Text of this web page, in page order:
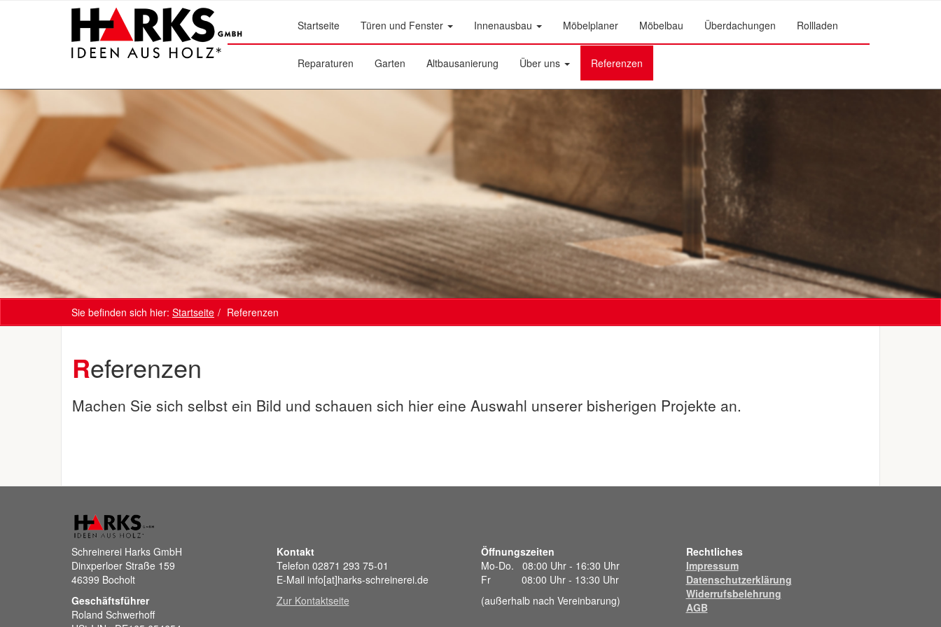
Startseite Türen und Fenster Innenausbau Möbelplaner Möbelbau Überdachungen Rollladen
Reparaturen Garten Altbausanierung Über uns Referenzen
Sie befinden sich hier: Startseite Referenzen
Referenzen
Machen Sie sich selbst ein Bild und schauen sich hier eine Auswahl unserer bisherigen Projekte an.
Schreinerei Harks GmbH
Dinxperloer Straße 159
46399 Bocholt
Geschäftsführer
Roland Schwerhoff
Kontakt
Telefon 02871 293 75-01
E-Mail info[at]harks-schreinerei.de
Zur Kontaktseite
Öffnungszeiten
Mo-Do. 08:00 Uhr - 16:30 Uhr
Fr 08:00 Uhr - 13:30 Uhr
(außerhalb nach Vereinbarung)
Rechtliches
Impressum
Datenschutzerklärung
Widerrufsbelehrung
AGB